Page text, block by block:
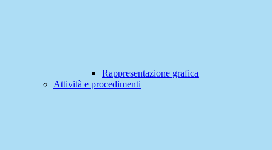
Rappresentazione grafica
Attività e procedimenti